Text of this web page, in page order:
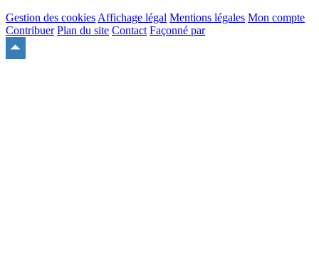
Gestion des cookies Affichage légal Mentions légales Mon compte
Contribuer Plan du site Contact Façonné par